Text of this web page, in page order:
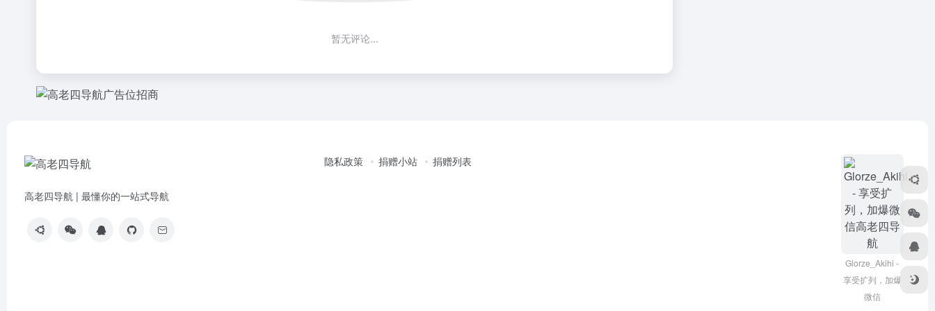
暂无评论...
高老四导航 | 最懂你的一站式导航
隐私政策 捐赠小站 捐赠列表
Glorze_Akihi -
享受扩列，加爆
微信